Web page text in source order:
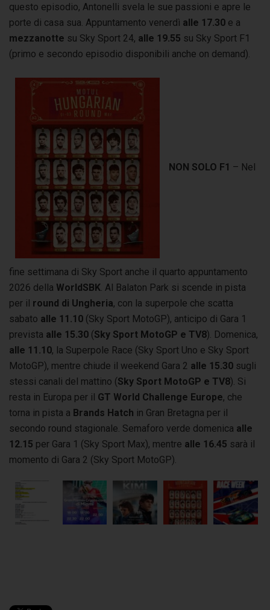
questo episodio, Antonelli svela le sue passioni e apre le
porte di casa sua. Appuntamento venerdì alle 17.30 e a
mezzanotte su Sky Sport 24, alle 19.55 su Sky Sport F1
(primo e secondo episodio disponibili anche on demand).
NON SOLO F1 – Nel
fine settimana di Sky Sport anche il quarto appuntamento
2026 della WorldSBK . Al Balaton Park si scende in pista
per il round di Ungheria, con la superpole che scatta
sabato alle 11.10 (Sky Sport MotoGP), anticipo di Gara 1
prevista alle 15.30 (Sky Sport MotoGP e TV8). Domenica,
alle 11.10, la Superpole Race (Sky Sport Uno e Sky Sport
MotoGP), mentre chiude il weekend Gara 2 alle 15.30 sugli
stessi canali del mattino (Sky Sport MotoGP e TV8). Si
resta in Europa per il GT World Challenge Europe, che
torna in pista a Brands Hatch in Gran Bretagna per il
secondo round stagionale. Semaforo verde domenica alle
12.15 per Gara 1 (Sky Sport Max), mentre alle 16.45 sarà il
momento di Gara 2 (Sky Sport MotoGP).